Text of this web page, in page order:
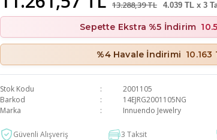
13.288,39 TL 4.039 TL x 3
Sepette Ekstra %5 İndirim
%4 Havale İndirimi 10.163
Stok Kodu
2001105
Barkod
14EJRG2001105NG
Marka
Innuendo Jewelry
Güvenli Alışveriş 3 Taksit